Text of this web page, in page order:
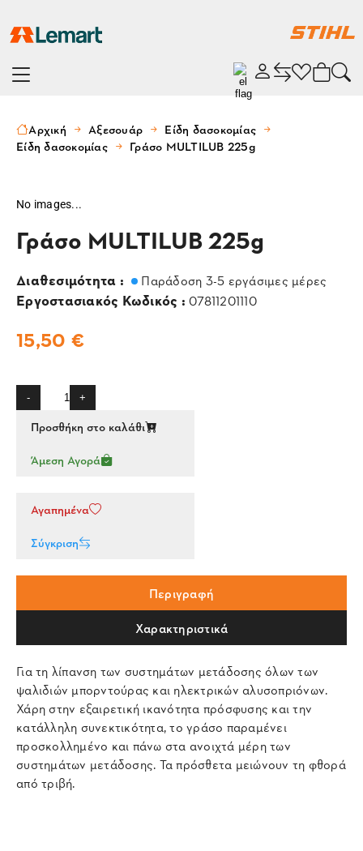
Αρχική Αξεσουάρ
Είδη δασοκομίας
Είδη δασοκομίας
Γράσο MULTILUB 225g
No images...
Γράσο MULTILUB 225g
Διαθεσιμότητα : Παράδοση 3-5 εργάσιμες μέρες
Εργοστασιακός Κωδικός : 07811201110
15,50 €
- +
Προσθήκη στο καλάθι
Άμεση Αγορά
Αγαπημένα
Σύγκριση
Περιγραφή
Χαρακτηριστικά
Για τη λίπανση των συστημάτων μετάδοσης όλων των
ψαλιδιών μπορντούρας και ηλεκτρικών αλυσοπριόνων.
Χάρη στην εξαιρετική ικανότητα πρόσφυσης και την
κατάλληλη συνεκτικότητα, το γράσο παραμένει
προσκολλημένο και πάνω στα ανοιχτά μέρη των
συστημάτων μετάδοσης. Τα πρόσθετα μειώνουν τη φθορά
από τριβή.